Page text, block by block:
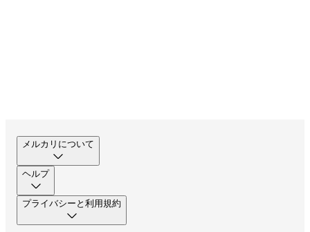
メルカリについて
ヘルプ
プライバシーと利用規約